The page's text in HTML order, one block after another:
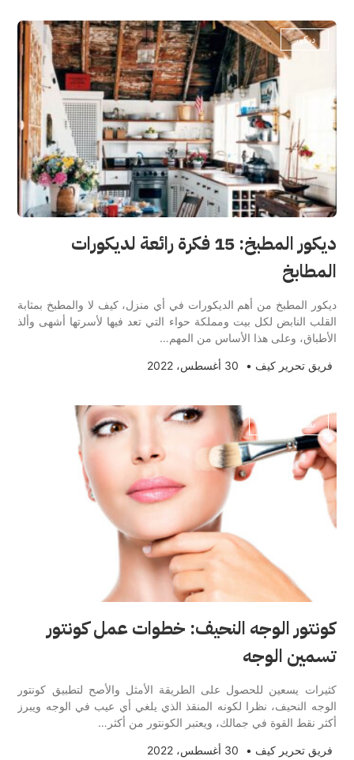
ديكور
ديكور المطبخ: 15 فكرة رائعة لديكورات
المطابخ
ديكور المطبخ من أهم الديكورات في أي منزل، كيف لا والمطبخ بمثابة
القلب النابض لكل بيت ومملكة حواء التي تعد فيها لأسرتها أشهى وألذ
الأطباق، وعلى هذا الأساس من المهم…
فريق تحرير كيف • 30 أغسطس، 2022
ستايل وموضة
كونتور الوجه النحيف: خطوات عمل كونتور
تسمين الوجه
كثيرات يسعين للحصول على الطريقة الأمثل والأصح لتطبيق كونتور
الوجه النحيف، نظرا لكونه المنقذ الذي يلغي أي عيب في الوجه ويبرز
أكثر نقط القوة في جمالك، ويعتبر الكونتور من أكثر…
فريق تحرير كيف • 30 أغسطس، 2022